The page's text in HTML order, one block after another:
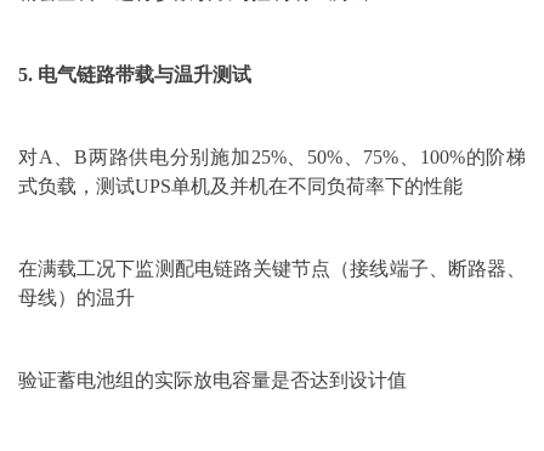
5. 电气链路带载与温升测试
对A、B两路供电分别施加25%、50%、75%、100%的阶梯
式负载，测试UPS单机及并机在不同负荷率下的性能
在满载工况下监测配电链路关键节点（接线端子、断路器、
母线）的温升
验证蓄电池组的实际放电容量是否达到设计值